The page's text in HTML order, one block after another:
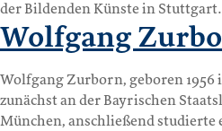
der Bildenden Künste in Stuttgart.
Wolfgang
Wolfgang Zurborn, geboren 1956
zunächst an der Bayrischen
München, anschließend